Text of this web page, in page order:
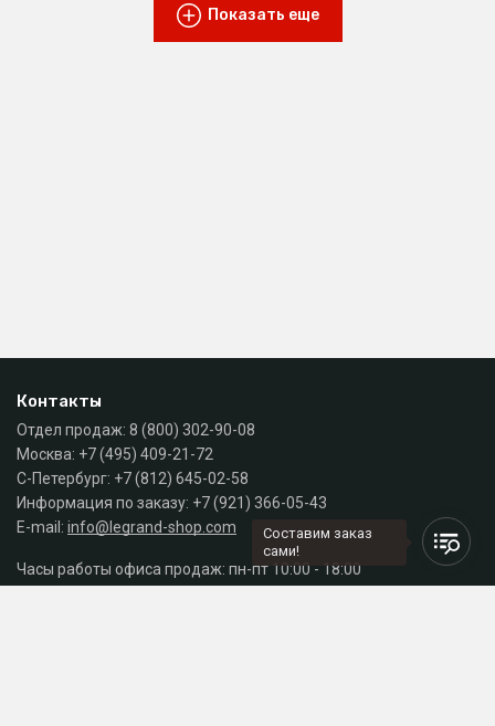
Показать еще
Контакты
Отдел продаж: 8 (800) 302-90-08
Москва: +7 (495) 409-21-72
С-Петербург: +7 (812) 645-02-58
Информация по заказу: +7 (921) 366-05-43
E-mail: info@legrand-shop.com
Часы работы офиса продаж: пн-пт 10:00 - 18:00
Составим заказ
сами!